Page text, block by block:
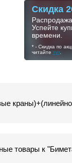
Скидка
Успейте
времени.
* - Скидка по
читайте тут.
товары к